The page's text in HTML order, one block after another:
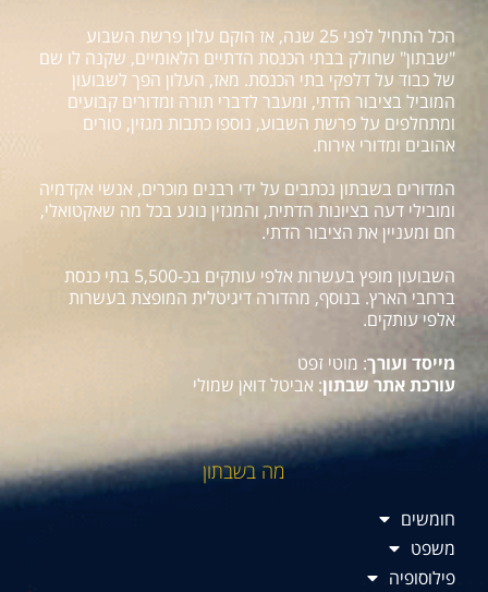
הכל התחיל לפני 25 שנה, אז הוקם עלון פרשת השבוע
"שבתון" שחולק בבתי הכנסת הדתיים הלאומיים, שקנה לו שם
של כבוד על דלפקי בתי הכנסת. מאז, העלון הפך לשבועון
המוביל בציבור הדתי, ומעבר לדברי תורה ומדורים קבועים
ומתחלפים על פרשת השבוע, נוספו כתבות מגזין, טורים
אהובים ומדורי אירוח.
המדורים בשבתון נכתבים על ידי רבנים מוכרים, אנשי אקדמיה
ומובילי דעה בציונות הדתית, והמגזין נוגע בכל מה שאקטואלי,
חם ומעניין את הציבור הדתי.
השבועון מופץ בעשרות אלפי עותקים בכ-5,500 בתי כנסת
ברחבי הארץ. בנוסף, מהדורה דיגיטלית המופצת בעשרות
אלפי עותקים.
מייסד ועורך: מוטי זפט
עורכת אתר שבתון: אביטל דואן שמולי
מה בשבתון
חומשים
משפט
פילוסופיה